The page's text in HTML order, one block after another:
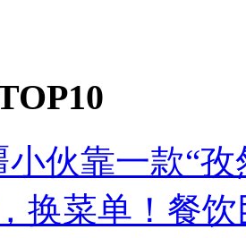
小伙靠一款“
换菜单！餐